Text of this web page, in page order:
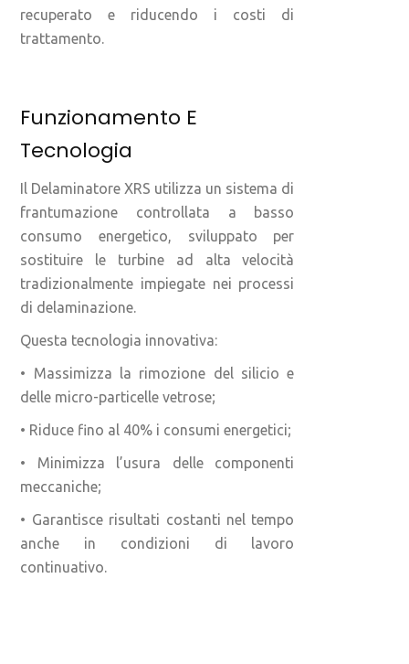
recuperato e riducendo i costi di
trattamento.
Funzionamento E
Tecnologia
Il Delaminatore XRS utilizza un sistema di
frantumazione controllata a basso
consumo energetico, sviluppato per
sostituire le turbine ad alta velocità
tradizionalmente impiegate nei processi
di delaminazione.
Questa tecnologia innovativa:
• Massimizza la rimozione del silicio e
delle micro-particelle vetrose;
• Riduce fino al 40% i consumi energetici;
• Minimizza l’usura delle componenti
meccaniche;
• Garantisce risultati costanti nel tempo
anche in condizioni di lavoro
continuativo.